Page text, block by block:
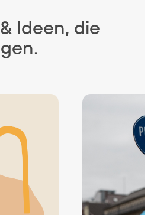
Ideen, die